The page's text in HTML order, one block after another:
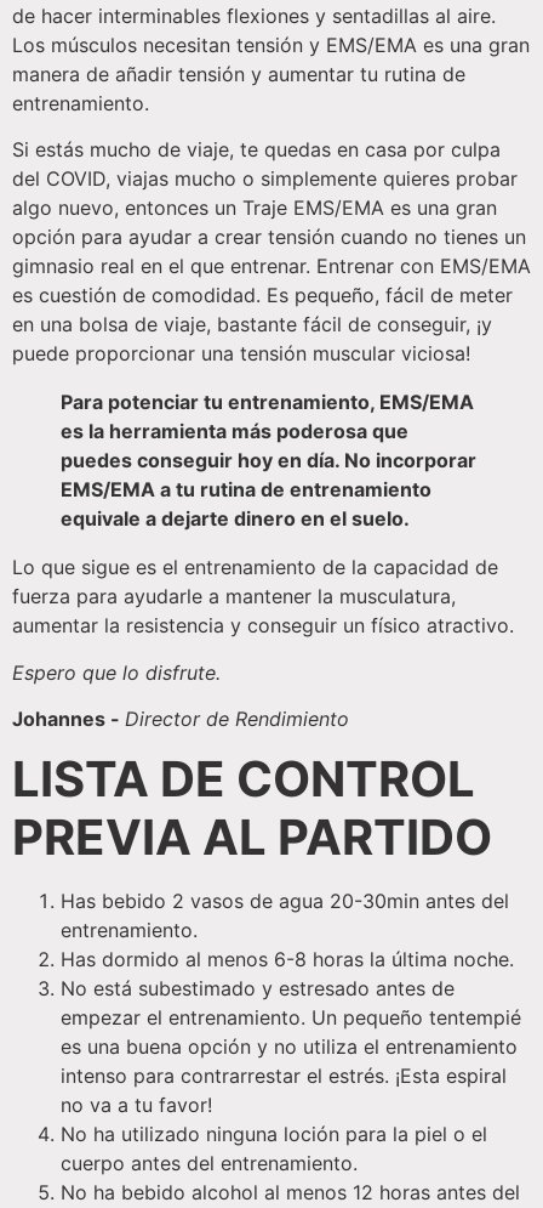
de hacer interminables flexiones y sentadillas al aire.
Los músculos necesitan tensión y EMS/EMA es una gran
manera de añadir tensión y aumentar tu rutina de
entrenamiento.
Si estás mucho de viaje, te quedas en casa por culpa
del COVID, viajas mucho o simplemente quieres probar
algo nuevo, entonces un Traje EMS/EMA es una gran
opción para ayudar a crear tensión cuando no tienes un
gimnasio real en el que entrenar. Entrenar con EMS/EMA
es cuestión de comodidad. Es pequeño, fácil de meter
en una bolsa de viaje, bastante fácil de conseguir, ¡y
puede proporcionar una tensión muscular viciosa!
Para potenciar tu entrenamiento, EMS/EMA
es la herramienta más poderosa que
puedes conseguir hoy en día. No incorporar
EMS/EMA a tu rutina de entrenamiento
equivale a dejarte dinero en el suelo.
Lo que sigue es el entrenamiento de la capacidad de
fuerza para ayudarle a mantener la musculatura,
aumentar la resistencia y conseguir un físico atractivo.
Espero que lo disfrute.
Johannes - Director de Rendimiento
LISTA DE CONTROL
PREVIA AL PARTIDO
Has bebido 2 vasos de agua 20-30min antes del
entrenamiento.
Has dormido al menos 6-8 horas la última noche.
No está subestimado y estresado antes de
empezar el entrenamiento. Un pequeño tentempié
es una buena opción y no utiliza el entrenamiento
intenso para contrarrestar el estrés. ¡Esta espiral
no va a tu favor!
No ha utilizado ninguna loción para la piel o el
cuerpo antes del entrenamiento.
No ha bebido alcohol al menos 12 horas antes del